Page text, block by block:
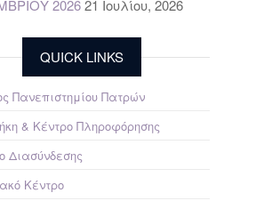
2026 21 Ιουλίου, 2026
QUICK LINKS
Πανεπιστημίου Πατρών
& Κέντρο Πληροφόρησης
Διασύνδεσης
Κέντρο